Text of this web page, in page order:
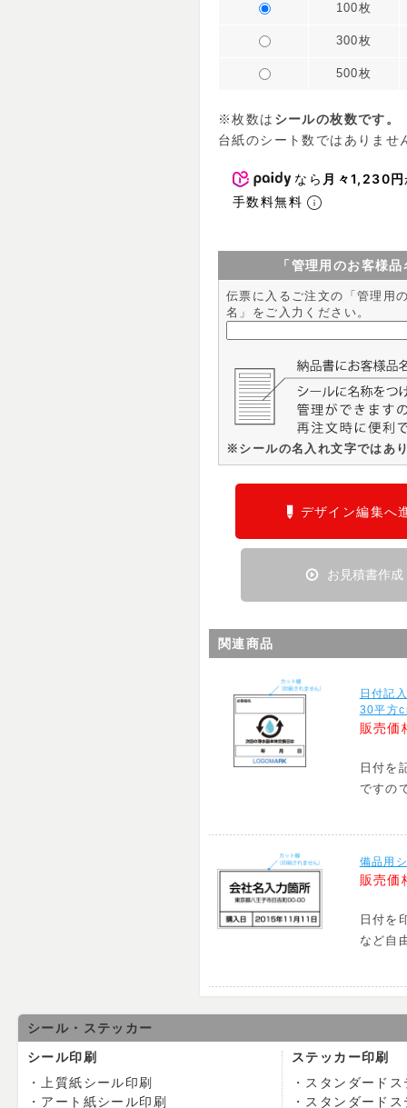
100枚
300枚
500枚
※枚数は シールの枚数です。
台紙のシート数ではありませ
なら 月々1,230円
手数料無料
「管理用のお客様
伝票に入るご注文の「管理用
名」をご入力ください。
※シールの名入れ文字ではあ
お見積書作成
デザイン編集へ
関連商品
日付記
30平方
販売価
日付を
ですの
備品用
販売価
日付を
など自
シール・ステッカー
シール印刷
上質紙シール印刷
アート紙シール印刷
ステッカー印刷
スタンダード
スタンダード